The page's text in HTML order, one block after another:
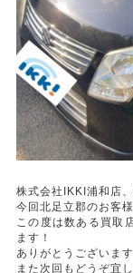
株式会社IKKI浦和店
今回北足立郡のお客
この度は数ある買取
ます！
ありがとうございます
また次回もどうぞ宜